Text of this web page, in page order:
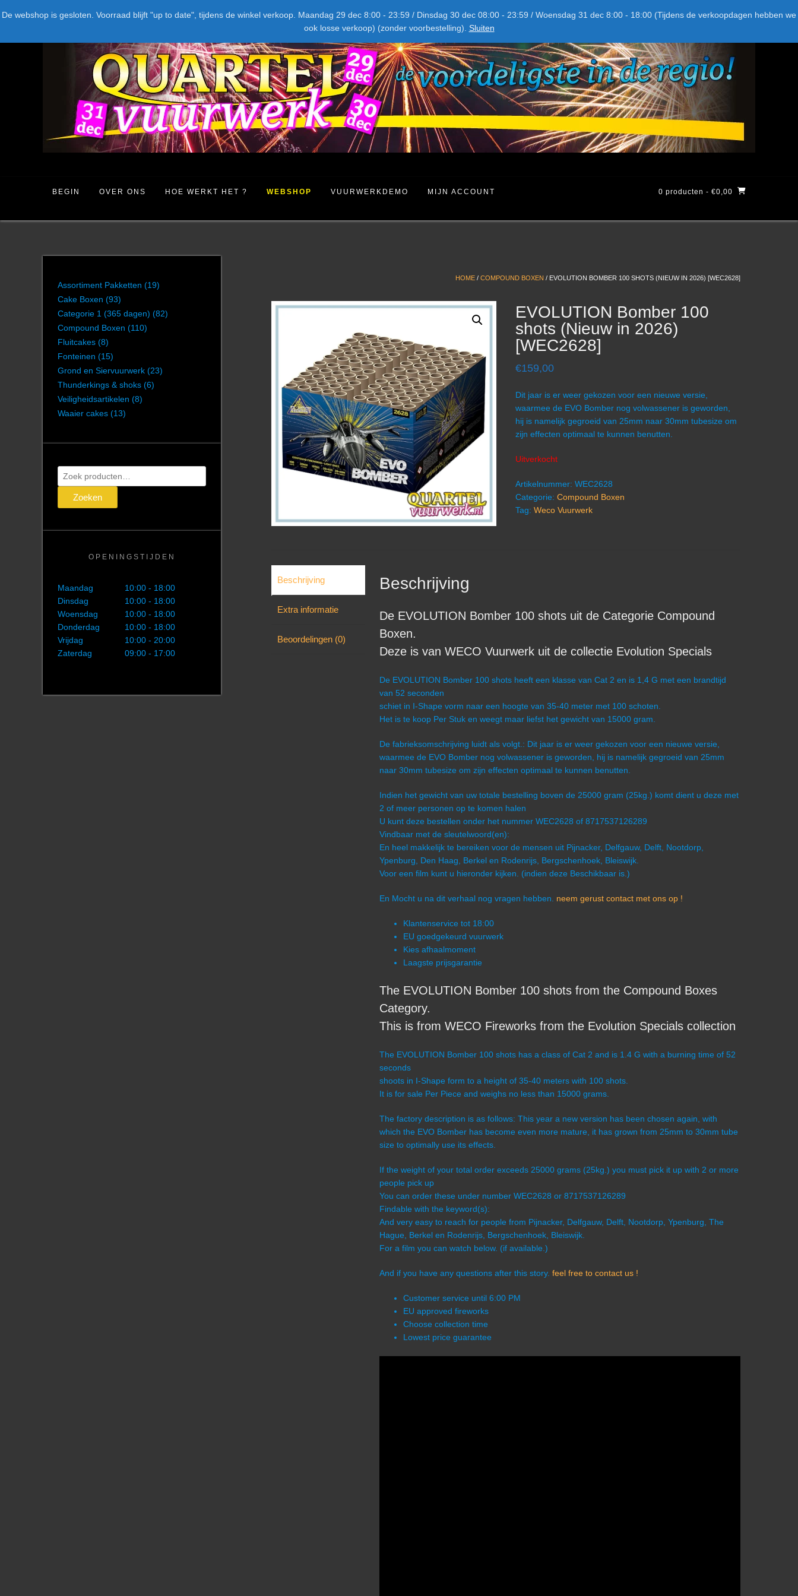
De webshop is gesloten. Voorraad blijft "up to date", tijdens de winkel verkoop. Maandag 29 dec 8:00 - 23:59 / Dinsdag 30 dec 08:00 - 23:59 / Woensdag 31 dec 8:00 - 18:00 (Tijdens de verkoopdagen hebben we
ook losse verkoop) (zonder voorbestelling). Sluiten
naar
BEGIN OVER ONS HOE WERKT HET ? WEBSHOP VUURWERKDEMO MIJN ACCOUNT 0 producten - €0,00
HOME / COMPOUND BOXEN / EVOLUTION BOMBER 100 SHOTS (NIEUW IN 2026) [WEC2628]
EVOLUTION Bomber 100
shots (Nieuw in 2026)
[WEC2628]
€159,00
Dit jaar is er weer gekozen voor een nieuwe versie,
waarmee de EVO Bomber nog volwassener is geworden,
hij is namelijk gegroeid van 25mm naar 30mm tubesize om
zijn effecten optimaal te kunnen benutten.
Uitverkocht
Artikelnummer: WEC2628
Categorie: Compound Boxen
Tag: Weco Vuurwerk
Beschrijving
Extra informatie
Beoordelingen (0)
Beschrijving
De EVOLUTION Bomber 100 shots uit de Categorie Compound
Boxen.
Deze is van WECO Vuurwerk uit de collectie Evolution Specials
De EVOLUTION Bomber 100 shots heeft een klasse van Cat 2 en is 1,4 G met een brandtijd
van 52 seconden
schiet in I-Shape vorm naar een hoogte van 35-40 meter met 100 schoten.
Het is te koop Per Stuk en weegt maar liefst het gewicht van 15000 gram.
De fabrieksomschrijving luidt als volgt.: Dit jaar is er weer gekozen voor een nieuwe versie,
waarmee de EVO Bomber nog volwassener is geworden, hij is namelijk gegroeid van 25mm
naar 30mm tubesize om zijn effecten optimaal te kunnen benutten.
Indien het gewicht van uw totale bestelling boven de 25000 gram (25kg.) komt dient u deze met
2 of meer personen op te komen halen
U kunt deze bestellen onder het nummer WEC2628 of 8717537126289
Vindbaar met de sleutelwoord(en):
En heel makkelijk te bereiken voor de mensen uit Pijnacker, Delfgauw, Delft, Nootdorp,
Ypenburg, Den Haag, Berkel en Rodenrijs, Bergschenhoek, Bleiswijk.
Voor een film kunt u hieronder kijken. (indien deze Beschikbaar is.)
En Mocht u na dit verhaal nog vragen hebben. neem gerust contact met ons op !
Klantenservice tot 18:00
EU goedgekeurd vuurwerk
Kies afhaalmoment
Laagste prijsgarantie
The EVOLUTION Bomber 100 shots from the Compound Boxes
Category.
This is from WECO Fireworks from the Evolution Specials collection
The EVOLUTION Bomber 100 shots has a class of Cat 2 and is 1.4 G with a burning time of 52
seconds
shoots in I-Shape form to a height of 35-40 meters with 100 shots.
It is for sale Per Piece and weighs no less than 15000 grams.
The factory description is as follows: This year a new version has been chosen again, with
which the EVO Bomber has become even more mature, it has grown from 25mm to 30mm tube
size to optimally use its effects.
If the weight of your total order exceeds 25000 grams (25kg.) you must pick it up with 2 or more
people pick up
You can order these under number WEC2628 or 8717537126289
Findable with the keyword(s):
And very easy to reach for people from Pijnacker, Delfgauw, Delft, Nootdorp, Ypenburg, The
Hague, Berkel en Rodenrijs, Bergschenhoek, Bleiswijk.
For a film you can watch below. (if available.)
And if you have any questions after this story. feel free to contact us !
Customer service until 6:00 PM
EU approved fireworks
Choose collection time
Lowest price guarantee
Assortiment Pakketten (19)
Cake Boxen (93)
Categorie 1 (365 dagen) (82)
Compound Boxen (110)
Fluitcakes (8)
Fonteinen (15)
Grond en Siervuurwerk (23)
Thunderkings & shoks (6)
Veiligheidsartikelen (8)
Waaier cakes (13)
Zoeken
naar:
Zoeken
OPENINGSTIJDEN
Maandag
10:00 - 18:00
Dinsdag
10:00 - 18:00
Woensdag
10:00 - 18:00
Donderdag
10:00 - 18:00
Vrijdag
10:00 - 20:00
Zaterdag
09:00 - 17:00